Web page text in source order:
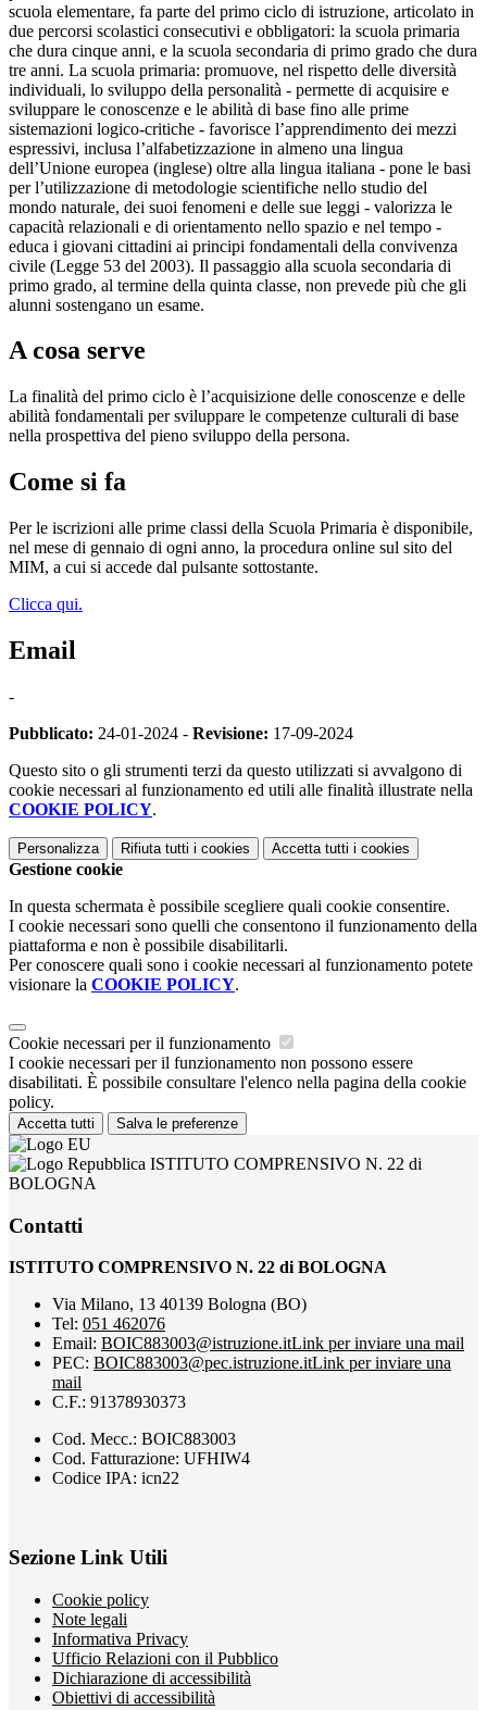
scuola elementare, fa parte del primo ciclo di istruzione, articolato in
due percorsi scolastici consecutivi e obbligatori: la scuola primaria
che dura cinque anni, e la scuola secondaria di primo grado che dura
tre anni. La scuola primaria: promuove, nel rispetto delle diversità
individuali, lo sviluppo della personalità - permette di acquisire e
sviluppare le conoscenze e le abilità di base fino alle prime
sistemazioni logico-critiche - favorisce l’apprendimento dei mezzi
espressivi, inclusa l’alfabetizzazione in almeno una lingua
dell’Unione europea (inglese) oltre alla lingua italiana - pone le basi
per l’utilizzazione di metodologie scientifiche nello studio del
mondo naturale, dei suoi fenomeni e delle sue leggi - valorizza le
capacità relazionali e di orientamento nello spazio e nel tempo -
educa i giovani cittadini ai principi fondamentali della convivenza
civile (Legge 53 del 2003). Il passaggio alla scuola secondaria di
primo grado, al termine della quinta classe, non prevede più che gli
alunni sostengano un esame.
A cosa serve
La finalità del primo ciclo è l’acquisizione delle conoscenze e delle
abilità fondamentali per sviluppare le competenze culturali di base
nella prospettiva del pieno sviluppo della persona.
Come si fa
Per le iscrizioni alle prime classi della Scuola Primaria è disponibile,
nel mese di gennaio di ogni anno, la procedura online sul sito del
MIM, a cui si accede dal pulsante sottostante.
Clicca qui.
Email
-
Pubblicato: 24-01-2024 - Revisione: 17-09-2024
Questo sito o gli strumenti terzi da questo utilizzati si avvalgono di
cookie necessari al funzionamento ed utili alle finalità illustrate nella
COOKIE POLICY.
Personalizza Rifiuta tutti i cookies Accetta tutti i cookies
Gestione cookie
In questa schermata è possibile scegliere quali cookie consentire.
I cookie necessari sono quelli che consentono il funzionamento della
piattaforma e non è possibile disabilitarli.
Per conoscere quali sono i cookie necessari al funzionamento potete
visionare la COOKIE POLICY.
Cookie necessari per il funzionamento
I cookie necessari per il funzionamento non possono essere
disabilitati. È possibile consultare l'elenco nella pagina della cookie
policy.
Accetta tutti Salva le preferenze
ISTITUTO COMPRENSIVO N. 22 di
BOLOGNA
Contatti
ISTITUTO COMPRENSIVO N. 22 di BOLOGNA
Via Milano, 13 40139 Bologna (BO)
Tel: 051 462076
Email: BOIC883003@istruzione.itLink per inviare una mail
PEC: BOIC883003@pec.istruzione.itLink per inviare una
mail
C.F.: 91378930373
Cod. Mecc.: BOIC883003
Cod. Fatturazione: UFHIW4
Codice IPA: icn22
Sezione Link Utili
Cookie policy
Note legali
Informativa Privacy
Ufficio Relazioni con il Pubblico
Dichiarazione di accessibilità
Obiettivi di accessibilità